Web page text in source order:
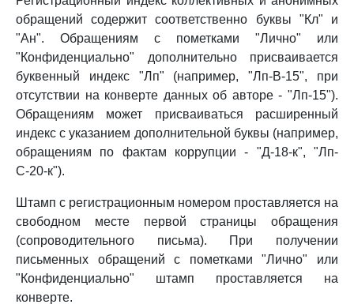
обращений содержит соответственно буквы "Кл" и
"Ан". Обращениям с пометками "Лично" или
"Конфиденциально" дополнительно присваивается
буквенный индекс "Лп" (например, "Лп-В-15", при
отсутствии на конверте данных об авторе - "Лп-15").
Обращениям может присваиваться расширенный
индекс с указанием дополнительной буквы (например,
обращениям по фактам коррупции - "Д-18-к", "Лп-
С-20-к").
Штамп с регистрационным номером проставляется на
свободном месте первой страницы обращения
(сопроводительного письма). При получении
письменных обращений с пометками "Лично" или
"Конфиденциально" штамп проставляется на
конверте.